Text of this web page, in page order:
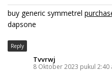
buy generic symmetrel
dapsone
Reply
Tvvrwj
8 Oktober 2023 pukul 2:40